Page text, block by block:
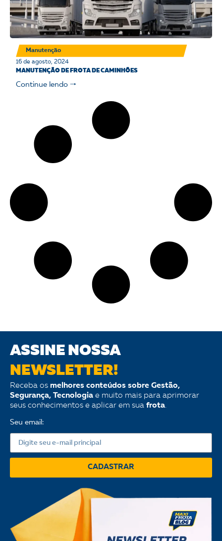
Manutenção
16 de agosto, 2024
MANUTENÇÃO DE FROTA DE CAMINHÕES
Continue lendo 🠒
ASSINE NOSSA
NEWSLETTER!
Receba os melhores conteúdos sobre Gestão,
Segurança, Tecnologia e muito mais para aprimorar
seus conhecimentos e aplicar em sua frota.
Seu email:
CADASTRAR